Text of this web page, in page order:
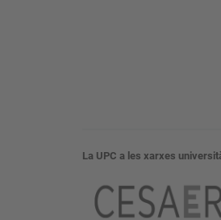
La UPC a les xarxes